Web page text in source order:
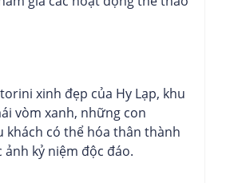
xinh đẹp của Hy Lạp, khu
vòm xanh, những con
khách có thể hóa thân thành
kỷ niệm độc đáo.